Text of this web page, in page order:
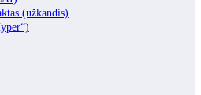
(užkandis)